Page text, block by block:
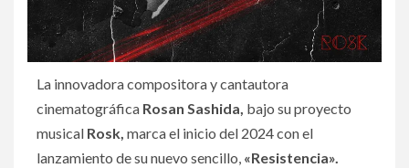
La innovadora compositora y cantautora
cinematográfica Rosan Sashida, bajo su proyecto
musical Rosk, marca el inicio del 2024 con el
lanzamiento de su nuevo sencillo, «Resistencia».